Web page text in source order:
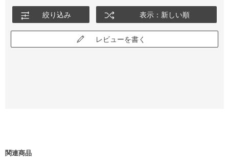
絞り込み 表示：新しい順
レビューを書く
関連商品